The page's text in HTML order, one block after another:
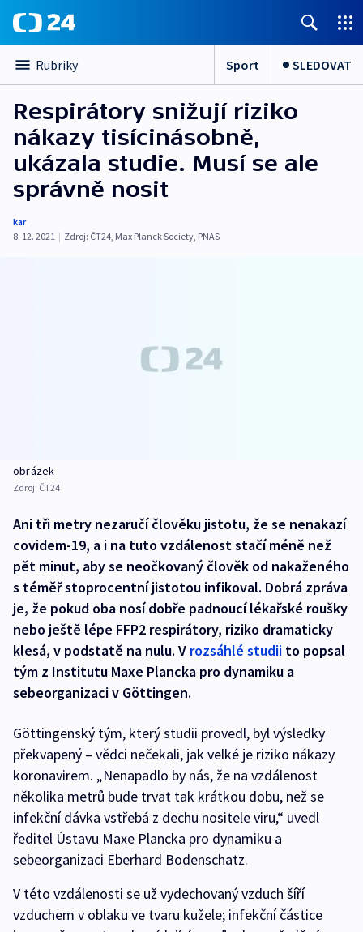
Rubriky Sport SLEDOVAT
Respirátory snižují riziko
nákazy tisícinásobně,
ukázala studie. Musí se ale
správně nosit
kar
8. 12. 2021 | Zdroj: ČT24, Max Planck Society, PNAS
obrázek
Zdroj: ČT24
Ani tři metry nezaručí člověku jistotu, že se nenakazí
covidem-19, a i na tuto vzdálenost stačí méně než
pět minut, aby se neočkovaný člověk od nakaženého
s téměř stoprocentní jistotou infikoval. Dobrá zpráva
je, že pokud oba nosí dobře padnoucí lékařské roušky
nebo ještě lépe FFP2 respirátory, riziko dramaticky
klesá, v podstatě na nulu. V rozsáhlé studii to popsal
tým z Institutu Maxe Plancka pro dynamiku a
sebeorganizaci v Göttingen.
Göttingenský tým, který studii provedl, byl výsledky
překvapený – vědci nečekali, jak velké je riziko nákazy
koronavirem. „Nenapadlo by nás, že na vzdálenost
několika metrů bude trvat tak krátkou dobu, než se
infekční dávka vstřebá z dechu nositele viru,“ uvedl
ředitel Ústavu Maxe Plancka pro dynamiku a
sebeorganizaci Eberhard Bodenschatz.
V této vzdálenosti se už vydechovaný vzduch šíří
vzduchem v oblaku ve tvaru kužele; infekční částice